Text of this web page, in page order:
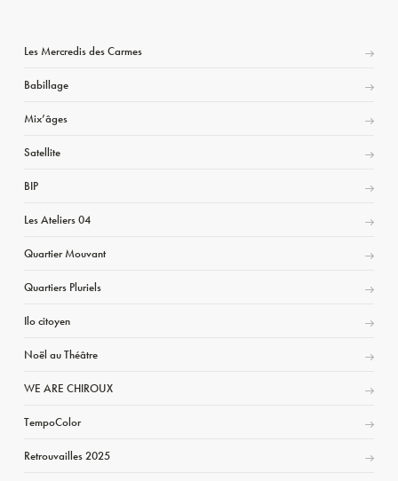
Les Mercredis des Carmes
Babillage
Mix’âges
Satellite
BIP
Les Ateliers 04
Quartier Mouvant
Quartiers Pluriels
Ilo citoyen
Noël au Théâtre
WE ARE CHIROUX
TempoColor
Retrouvailles 2025